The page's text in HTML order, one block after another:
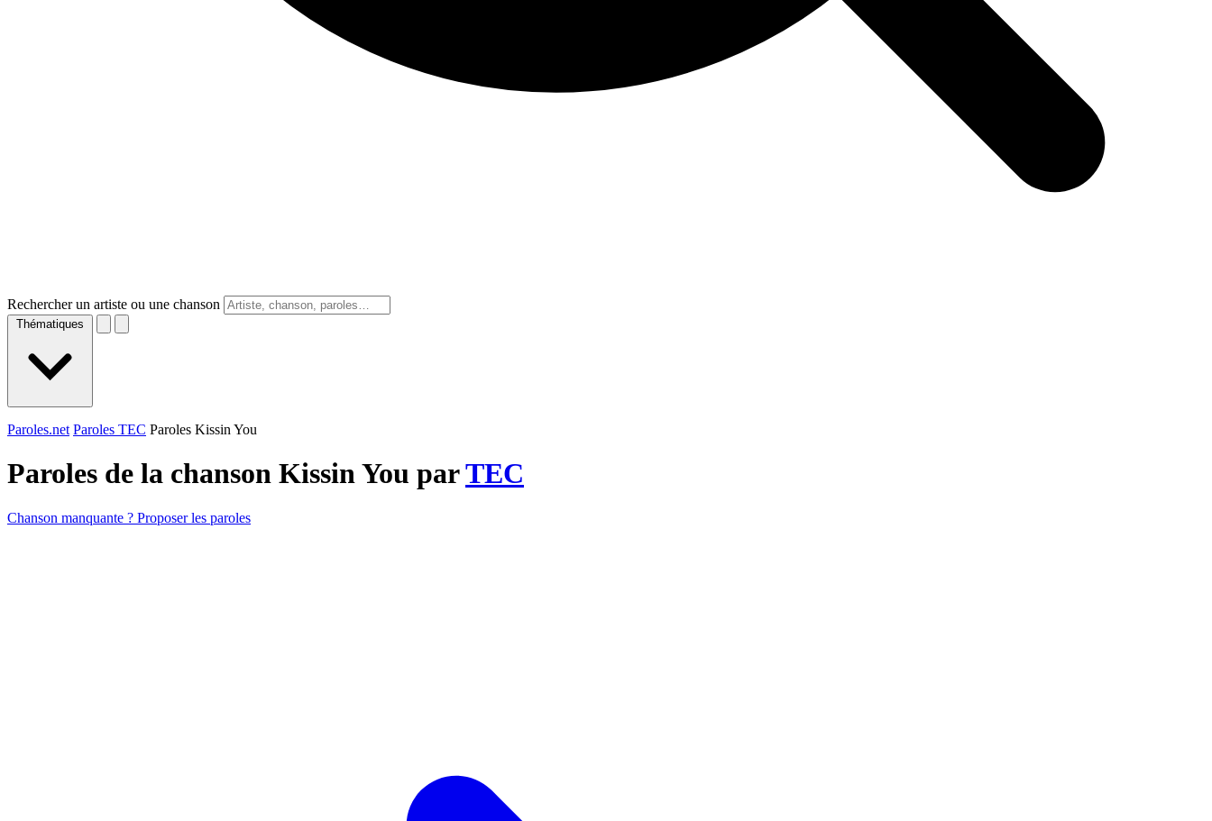
Rechercher un artiste ou une chanson
Thématiques
Paroles.net Paroles TEC Paroles Kissin You
Paroles de la chanson Kissin You parTEC
Chanson manquante ? Proposer les paroles